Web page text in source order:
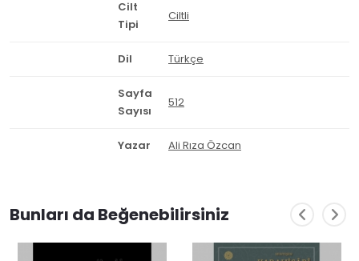
Cilt
Tipi
Ciltli
Dil Türkçe
Sayfa
Sayısı
512
Yazar Ali Rıza Özcan
Bunları da Beğenebilirsiniz